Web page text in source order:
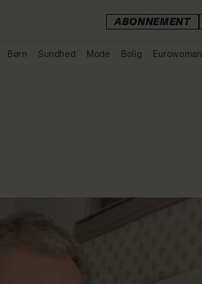
ABONNEMENT
Børn Sundhed Mode Bolig Eurowoman